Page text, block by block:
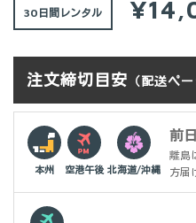
30日間
注文締切目安 （配送ペ
本州 空港午後 北海道/沖縄
前
離島
方届